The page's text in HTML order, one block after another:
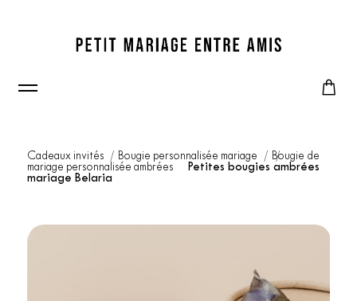
Cadeaux invités Bougie personnalisée mariage
Bougie de
mariage personnalisée ambrées
Petites bougies ambrées
mariage Belaria